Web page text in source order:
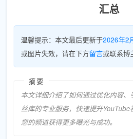
汇总
温馨提示：本文最后更新于2026年2
或图片失效，请在下方留言或联系博
摘要
本文详细介绍了如何通过优化内容
丝库的专业服务，快速提升
您的频道获得更多曝光与成功。